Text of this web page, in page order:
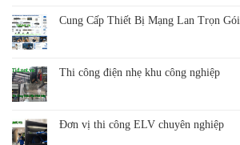
Cung Cấp Thiết Bị Mạng Lan Trọn Gói
Thi công điện nhẹ khu công nghiệp
Đơn vị thi công ELV chuyên nghiệp